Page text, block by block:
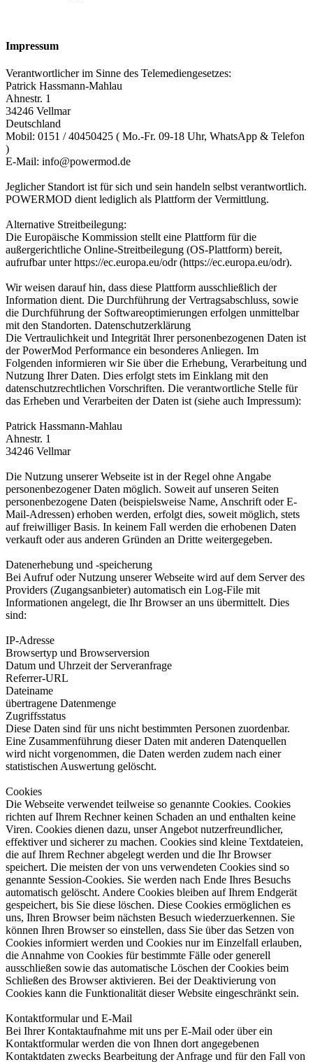
Impressum
Verantwortlicher im Sinne des Telemediengesetzes:
Patrick Hassmann-Mahlau
Ahnestr. 1
34246 Vellmar
Deutschland
Mobil: 0151 / 40450425 ( Mo.-Fr. 09-18 Uhr, WhatsApp & Telefon
)
E-Mail: info@powermod.de
Jeglicher Standort ist für sich und sein handeln selbst verantwortlich.
POWERMOD dient lediglich als Plattform der Vermittlung.
Alternative Streitbeilegung:
Die Europäische Kommission stellt eine Plattform für die
außergerichtliche Online-Streitbeilegung (OS-Plattform) bereit,
aufrufbar unter https://ec.europa.eu/odr (https://ec.europa.eu/odr).
Wir weisen darauf hin, dass diese Plattform ausschließlich der
Information dient. Die Durchführung der Vertragsabschluss, sowie
die Durchführung der Softwareoptimierungen erfolgen unmittelbar
mit den Standorten. Datenschutzerklärung
Die Vertraulichkeit und Integrität Ihrer personenbezogenen Daten ist
der PowerMod Performance ein besonderes Anliegen. Im
Folgenden informieren wir Sie über die Erhebung, Verarbeitung und
Nutzung Ihrer Daten. Dies erfolgt stets im Einklang mit den
datenschutzrechtlichen Vorschriften. Die verantwortliche Stelle für
das Erheben und Verarbeiten der Daten ist (siehe auch Impressum):
Patrick Hassmann-Mahlau
Ahnestr. 1
34246 Vellmar
Die Nutzung unserer Webseite ist in der Regel ohne Angabe
personenbezogener Daten möglich. Soweit auf unseren Seiten
personenbezogene Daten (beispielsweise Name, Anschrift oder E-
Mail-Adressen) erhoben werden, erfolgt dies, soweit möglich, stets
auf freiwilliger Basis. In keinem Fall werden die erhobenen Daten
verkauft oder aus anderen Gründen an Dritte weitergegeben.
Datenerhebung und -speicherung
Bei Aufruf oder Nutzung unserer Webseite wird auf dem Server des
Providers (Zugangsanbieter) automatisch ein Log-File mit
Informationen angelegt, die Ihr Browser an uns übermittelt. Dies
sind:
IP-Adresse
Browsertyp und Browserversion
Datum und Uhrzeit der Serveranfrage
Referrer-URL
Dateiname
übertragene Datenmenge
Zugriffsstatus
Diese Daten sind für uns nicht bestimmten Personen zuordenbar.
Eine Zusammenführung dieser Daten mit anderen Datenquellen
wird nicht vorgenommen, die Daten werden zudem nach einer
statistischen Auswertung gelöscht.
Cookies
Die Webseite verwendet teilweise so genannte Cookies. Cookies
richten auf Ihrem Rechner keinen Schaden an und enthalten keine
Viren. Cookies dienen dazu, unser Angebot nutzerfreundlicher,
effektiver und sicherer zu machen. Cookies sind kleine Textdateien,
die auf Ihrem Rechner abgelegt werden und die Ihr Browser
speichert. Die meisten der von uns verwendeten Cookies sind so
genannte Session-Cookies. Sie werden nach Ende Ihres Besuchs
automatisch gelöscht. Andere Cookies bleiben auf Ihrem Endgerät
gespeichert, bis Sie diese löschen. Diese Cookies ermöglichen es
uns, Ihren Browser beim nächsten Besuch wiederzuerkennen. Sie
können Ihren Browser so einstellen, dass Sie über das Setzen von
Cookies informiert werden und Cookies nur im Einzelfall erlauben,
die Annahme von Cookies für bestimmte Fälle oder generell
ausschließen sowie das automatische Löschen der Cookies beim
Schließen des Browser aktivieren. Bei der Deaktivierung von
Cookies kann die Funktionalität dieser Website eingeschränkt sein.
Kontaktformular und E-Mail
Bei Ihrer Kontaktaufnahme mit uns per E-Mail oder über ein
Kontaktformular werden die von Ihnen dort angegebenen
Kontaktdaten zwecks Bearbeitung der Anfrage und für den Fall von